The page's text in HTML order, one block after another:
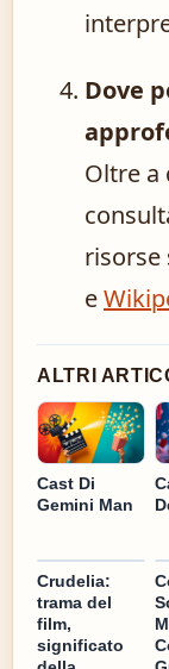
Dove
Oltre a
risorse
e
ALTRI
Cast Di
Gemini Man
Crudelia:
trama del
film,
significato